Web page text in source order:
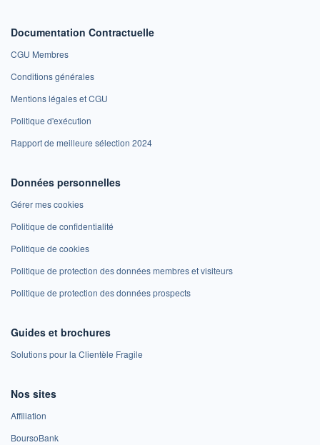
Documentation Contractuelle
CGU Membres
Conditions générales
Mentions légales et CGU
Politique d'exécution
Rapport de meilleure sélection 2024
Données personnelles
Gérer mes cookies
Politique de confidentialité
Politique de cookies
Politique de protection des données membres et visiteurs
Politique de protection des données prospects
Guides et brochures
Solutions pour la Clientèle Fragile
Nos sites
Affiliation
BoursoBank